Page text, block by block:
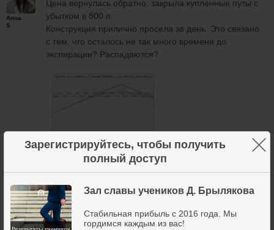
Зарегистрируйтесь, чтобы получить
полный доступ
Зал славы учеников Д. Брылякова
Стабильная прибыль с 2016 года. Мы
гордимся каждым из вас!
×
Anna
S
Цена вернулась обратно, закрыла купленные путы с
убытком в 800 п.
Конструкция прилично просела за день. Это связано
с тем, что осталось не так много времени до
экспирации? Распадаются?
Конструкция Новая: